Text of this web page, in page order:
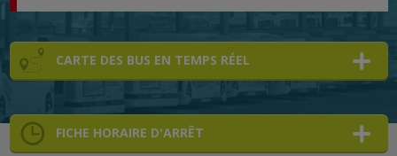
CARTE DES BUS EN TEMPS RÉEL
FICHE HORAIRE D'ARRÊT